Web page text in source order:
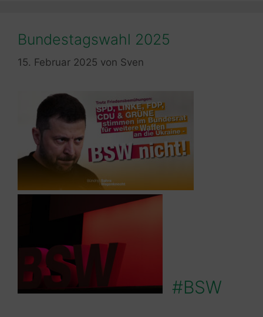
Bundestagswahl 2025
15. Februar 2025 von Sven
#BSW